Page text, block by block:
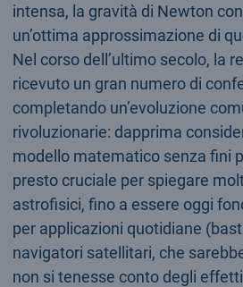
intensa, la gravità di Newton
un’ottima approssimazione di
Nel corso dell’ultimo secolo, la
ricevuto un gran numero di
completando un’evoluzione
rivoluzionarie: dapprima
modello matematico senza fini
presto cruciale per spiegare
astrofisici, fino a essere oggi
per applicazioni quotidiane
navigatori satellitari, che
non si tenesse conto degli